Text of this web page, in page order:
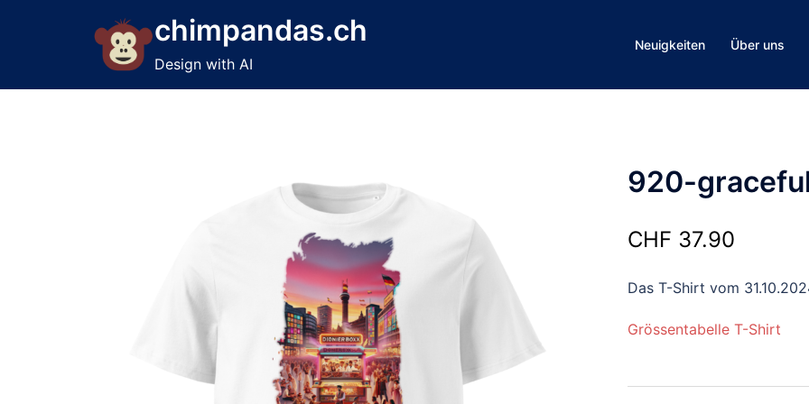
chimpandas.ch
Design with AI
Neuigkeiten Über uns
920-
CHF 37.90
Das T-Shirt vom
Grössentabelle T-Shirt